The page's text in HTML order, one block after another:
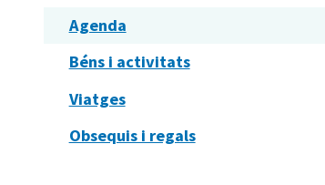
Agenda
Béns i activitats
Viatges
Obsequis i regals